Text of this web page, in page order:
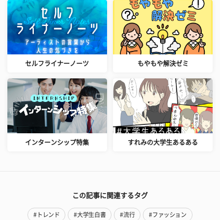
セルフライナーノーツ もやもや解決ゼミ
インターンシップ特集 すれみの大学生あるある
この記事に関連するタグ
#トレンド #大学生白書 #流行 #ファッション